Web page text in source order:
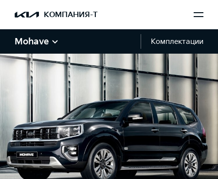
КОМПАНИЯ-Т
Mohave Комплектации